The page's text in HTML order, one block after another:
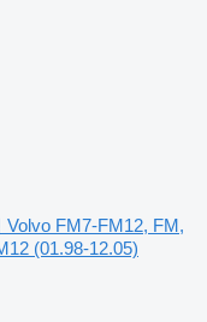
Volvo FM7-FM12, FM,
(01.98-12.05)